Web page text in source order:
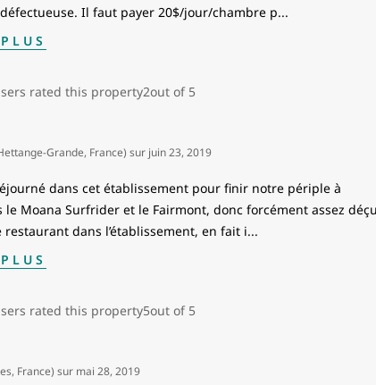
Il faut payer 20$/jour/chambre p...
Grande, France) sur juin 23, 2019
dans cet établissement pour finir notre périple à
le Moana Surfrider et le Fairmont, donc forcément assez
restaurant dans l’établissement, en fait i...
France) sur mai 28, 2019